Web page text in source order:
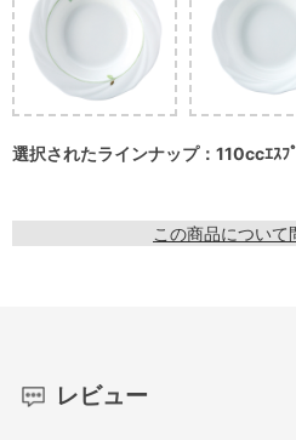
選択されたラインナップ：110ccｴｽﾌﾟ
この商品について
レビュー